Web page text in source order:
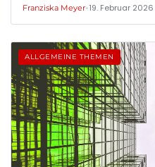
Franziska Meyer•19. Februar 2026
ALLGEMEINE THEMEN